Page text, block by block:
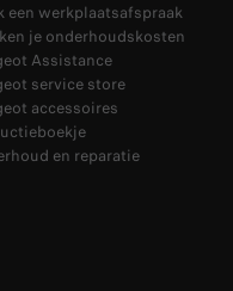
een werkplaatsafspraak
je onderhoudskosten
Assistance
service store
accessoires
en reparatie